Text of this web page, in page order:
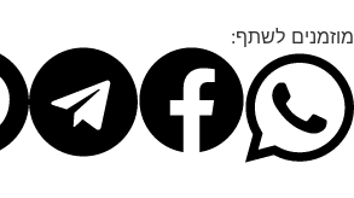
מוזמנים לשתף: